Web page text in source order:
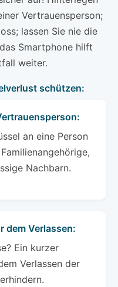
Vertrauensperson;
lassen Sie nie die
Smartphone hilft
weiter.
schützen:
an eine Person
Nachbarn.
dem Verlassen:
Ein kurzer
Verlassen der